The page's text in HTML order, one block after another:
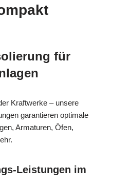
für
Kraftwerke – unsere
garantieren optimale
Armaturen, Öfen,
Leistungen im